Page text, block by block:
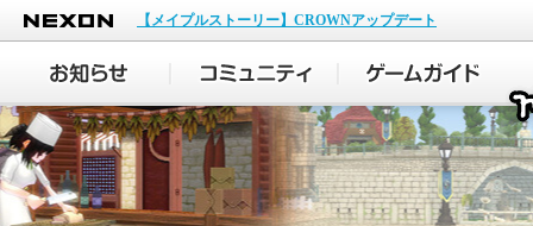
NEXON
【メイプルストーリー】CROWNアップデート